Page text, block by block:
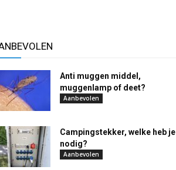
Anti muggen middel,
muggenlamp of deet?
Aanbevolen
Campingstekker, welke heb je
nodig?
Aanbevolen